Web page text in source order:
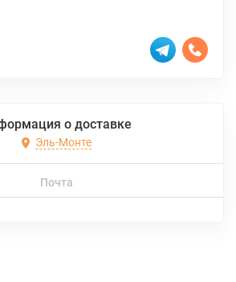
о доставке
Эль-Монте
Почта